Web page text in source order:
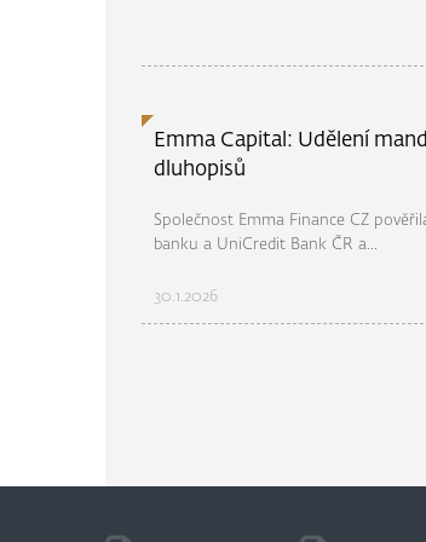
Emma Capital: Udělení
dluhopisů
Společnost Emma Finance CZ
banku a UniCredit Bank ČR a...
30.1.2026